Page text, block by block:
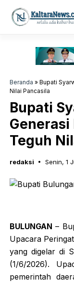
Langsung
Beranda » Bupati
Nilai Pancasila
Bupati
Generasi
Teguh
redaksi Senin, 1
BULUNGAN –
Upacara
yang digelar di
(1/6/2026).
pemerintah